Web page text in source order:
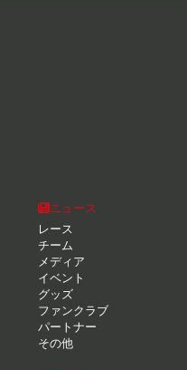
ニュース
レース
チーム
メディア
イベント
グッズ
ファンクラブ
パートナー
その他